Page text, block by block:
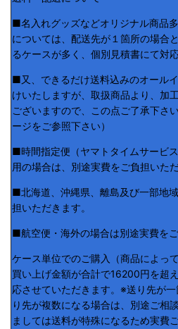
■名入れグッズなどオリジナル商品
については、配送先が１箇所の場合
るケースが多く、個別見積書にて対
■又、できるだけ送料込みのオール
けいたしますが、取扱商品より、加
ございますので、この点ご了承下さ
ージをご参照下さい）
■時間指定便（ヤマトタイムサービ
用の場合は、別途実費をご負担いただ
■北海道、沖縄県、離島及び一部地
担いただきます。
■航空便・海外の場合は別途実費をご
ケース単位でのご購入（商品によっ
買い上げ金額が合計で16200円を超
応させていただきます。※送り先が
り先が複数になる場合は、別途ご相
ましては送料が特殊になるため実費